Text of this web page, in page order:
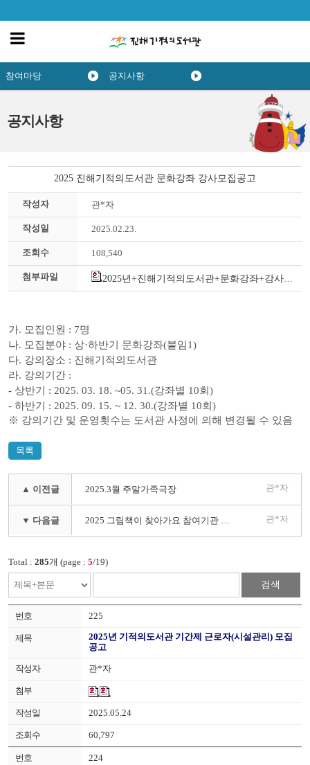
공지사항
참여마당 공지사항
2025 진해기적의도서관 문화강좌 강사모집공고
작성자 관*자
작성일 2025.02.23.
조회수 108,540
첨부파일 2025년+진해기적의도서관+문화강좌+강사모집.hwp
가. 모집인원 : 7명
나. 모집분야 : 상·하반기 문화강좌(붙임1)
다. 강의장소 : 진해기적의도서관
라. 강의기간 :
- 상반기 : 2025. 03. 18. ~05. 31.(강좌별 10회 )
- 하반기 : 2025. 09. 15. ~ 12. 30.(강좌별 10회 )
※ 강의기간 및 운영횟수는 도서관 사정에 의해 변경될 수 있음
목록
▲ 이전글 2025.3월 주말가족극장 관*자
▼ 다음글 2025 그림책이 찾아가요 참여기관 모집 관*자
Total : 285개 (page : 5/19)
검색
225
2025년 기적의도서관 기간제 근로자(시설관리) 모집
공고
관*자
2025.05.24
60,797
224